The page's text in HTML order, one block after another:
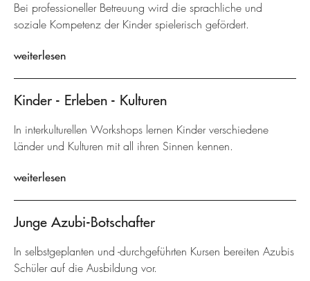
Bei professioneller Betreuung wird die sprachliche und
soziale Kompetenz der Kinder spielerisch gefördert.
weiterlesen
Kinder - Erleben - Kulturen
In interkulturellen Workshops lernen Kinder verschiedene
Länder und Kulturen mit all ihren Sinnen kennen.
weiterlesen
Junge Azubi-Botschafter
In selbstgeplanten und -durchgeführten Kursen bereiten Azubis
Schüler auf die Ausbildung vor.